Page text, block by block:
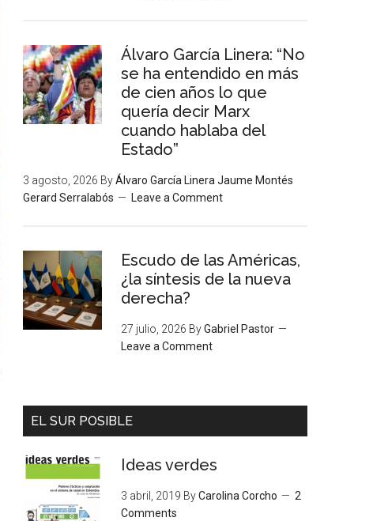
Álvaro García Linera: “No
se ha entendido en más
de cien años lo que
quería decir Marx
cuando hablaba del
Estado”
3 agosto, 2026 ByÁlvaro García Linera Jaume Montés
Gerard Serralabós
Leave a Comment
Escudo de las Américas,
¿la síntesis de la nueva
derecha?
27 julio, 2026 ByGabriel Pastor
Leave a Comment
EL SUR POSIBLE
Ideas verdes
3 abril, 2019 ByCarolina Corcho
2
Comments